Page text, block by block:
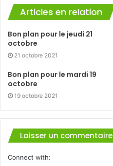
Articles en relation
Bon plan pour le jeudi 21
octobre
21 octobre 2021
Bon plan pour le mardi 19
octobre
19 octobre 2021
Laisser un commentaire
Connect with: